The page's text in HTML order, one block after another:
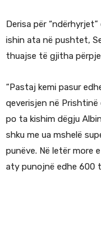
Derisa për
ishin ata në pushtet,
thuajse të gjitha
“Pastaj kemi pasur
qeverisjen në Prishtinë
po ta kishim dëgju
shku me ua mshelë
punëve. Në letër more
aty punojnë edhe 600